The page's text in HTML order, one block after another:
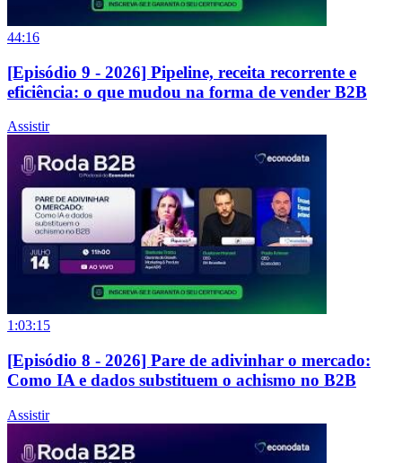
44:16
[Episódio 9 - 2026] Pipeline, receita recorrente e
eficiência: o que mudou na forma de vender B2B
Assistir
1:03:15
[Episódio 8 - 2026] Pare de adivinhar o mercado:
Como IA e dados substituem o achismo no B2B
Assistir